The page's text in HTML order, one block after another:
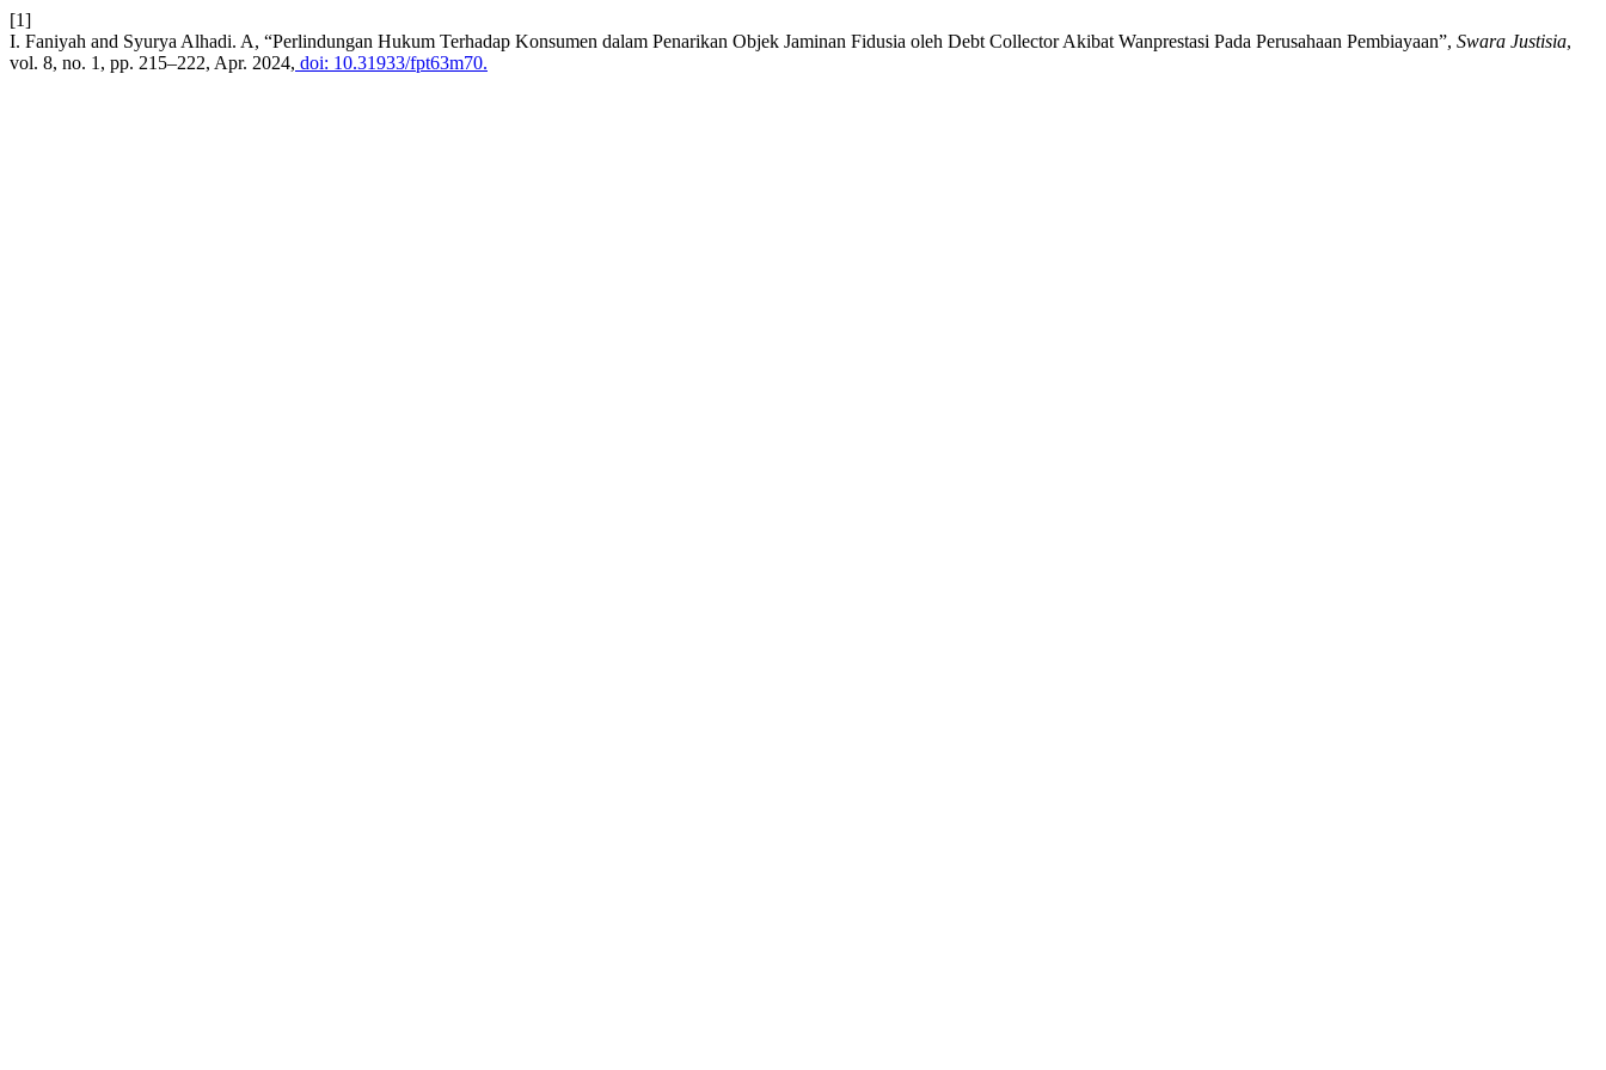
[1]
I. Faniyah and Syurya Alhadi. A, “Perlindungan Hukum Terhadap Konsumen dalam Penarikan Objek Jaminan Fidusia oleh Debt Collector Akibat Wanprestasi Pada Perusahaan Pembiayaan”, Swara Justisia,
vol. 8, no. 1, pp. 215–222, Apr. 2024, doi: 10.31933/fpt63m70.